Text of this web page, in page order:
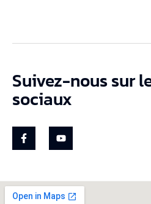
Suivez-nous sur
sociaux